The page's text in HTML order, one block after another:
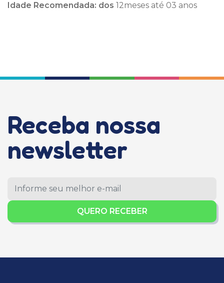
Idade Recomendada: dos 12meses até 03 anos
Receba nossa
newsletter
QUERO RECEBER